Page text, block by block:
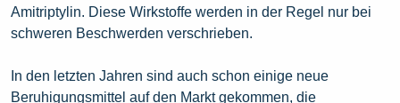
Amitriptylin. Diese Wirkstoffe werden in der Regel nur bei
schweren Beschwerden verschrieben.
In den letzten Jahren sind auch schon einige neue
Beruhigungsmittel auf den Markt gekommen, die